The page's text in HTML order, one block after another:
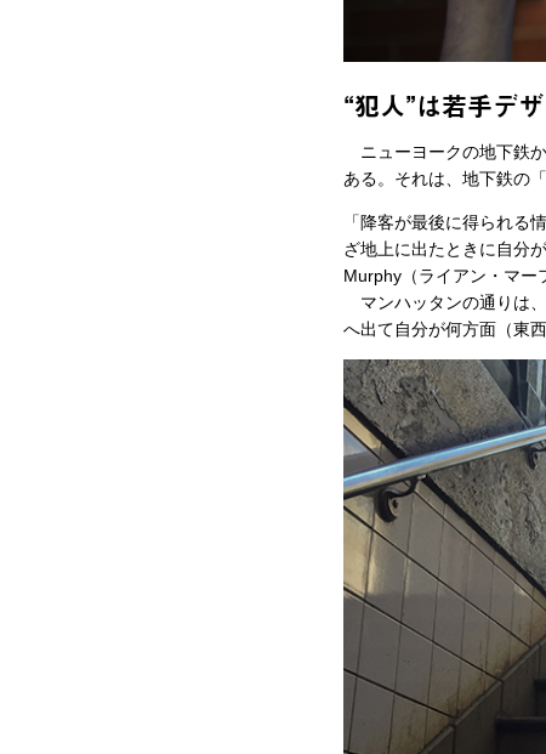
“犯人”は若手デ
ニューヨークの地下鉄
ある。それは、地下鉄の
「降客が最後に得られる
ざ地上に出たときに自分
Murphy（ライアン・マー
マンハッタンの通りは
へ出て自分が何方面（東